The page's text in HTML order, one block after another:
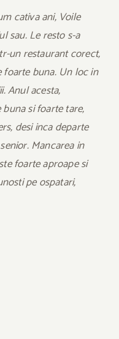
cativa ani, Voile
sau. Le resto s-a
un restaurant corect,
foarte buna. Un loc in
Anul acesta,
si foarte tare,
desi inca departe
Mancarea in
foarte aproape si
pe ospatari,